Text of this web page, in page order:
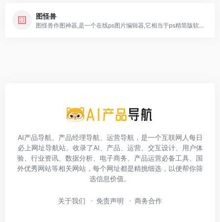
图怪兽
图怪兽作图神器,是一个在线ps图片编辑器,它相当于ps精简版软件,可提供微信编辑器功能,在线ps照片处理,拼图,图片制作,在线设计,平面设计,海报设计,在线图片处理等功能。图怪兽作图不求人处理简单易用,这款在线图片编辑软件让设计海报模板图片更轻松,帮助企业视觉营销投入成本更低。
AI产品导航、产品经理导航、运营导航，是一个互联网人每日
必上网址导航站。收录了AI、产品、运营、交互设计、用户体
验、行业资讯、数据分析、电子商务、产品运营必备工具、国
外优秀网站等相关网站，每个网址都是精挑细选，以便帮你筛
选信息价值。
关于我们 免责声明 商务合作